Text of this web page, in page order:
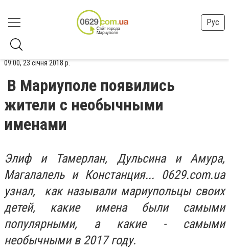
Рус
09:00, 23 січня 2018 р.
В Мариуполе появились
жители с необычными
именами
Элиф и Тамерлан, Дульсина и Амура,
Магалалель и Констанция... 0629.com.ua
узнал, как называли мариупольцы своих
детей, какие имена были самыми
популярными, а какие - самыми
необычными в 2017 году.